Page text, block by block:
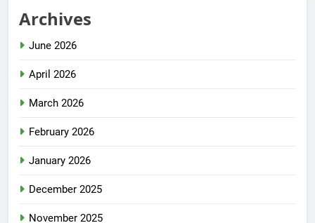
Archives
June 2026
April 2026
March 2026
February 2026
January 2026
December 2025
November 2025